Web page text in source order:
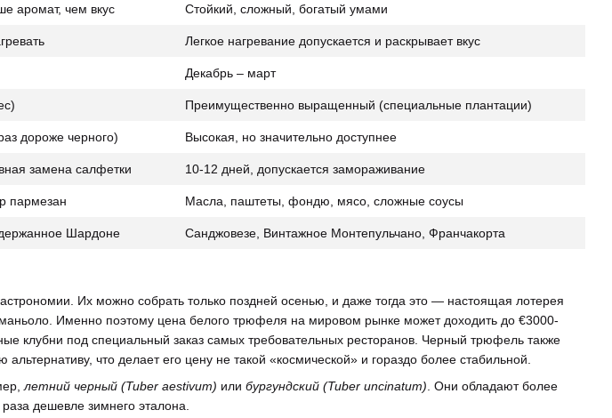
аромат, чем вкус Стойкий, сложный, богатый умами
Легкое нагревание допускается и раскрывает вкус
Декабрь – март
Преимущественно выращенный (специальные плантации)
дороже черного) Высокая, но значительно доступнее
замена салфетки 10-12 дней, допускается замораживание
пармезан Масла, паштеты, фондю, мясо, сложные соусы
Шардоне Санджовезе, Винтажное Монтепульчано, Франчакорта
Их можно собрать только поздней осенью, и даже тогда это — настоящая лотерея
Именно поэтому цена белого трюфеля на мировом рынке может доходить до €3000-
клубни под специальный заказ самых требовательных ресторанов. Черный трюфель также
что делает его цену не такой «космической» и гораздо более стабильной.
летний черный (Tuber aestivum) или бургундский (Tuber uncinatum). Они обладают более
дешевле зимнего эталона.